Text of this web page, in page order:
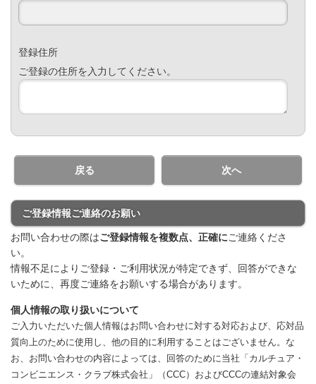
登録住所
ご登録の住所を入力してください。
戻る 次へ
ご登録情報ご連絡のお願い
お問い合わせの際はご登録情報を複数点、正確にご連絡くださ
い。
情報不足によりご登録・ご利用状況が特定できず、回答ができな
いために、再度ご連絡をお願いする場合があります。
個人情報の取り扱いについて
ご入力いただいた個人情報はお問い合わせに対する対応および、応対品
質向上のために使用し、他の目的に利用することはございません。な
お、お問い合わせの内容によっては、回答のために当社「カルチュア・
コンビニエンス・クラブ株式会社」（CCC）およびCCCの連結対象会